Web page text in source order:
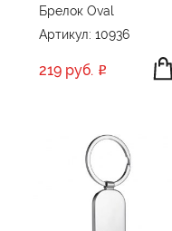
XD Collection
ПРИМЕНИТЬ
Брелок Oval
Артикул: 10936
219 руб.